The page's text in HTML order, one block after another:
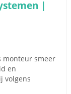
|
monteur smeer
en
volgens